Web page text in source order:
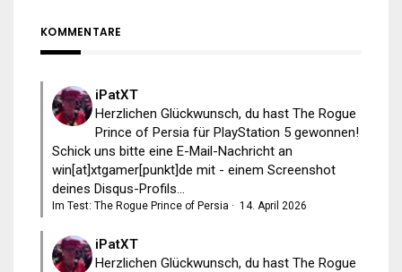
KOMMENTARE
iPatXT
Herzlichen Glückwunsch, du hast The Rogue
Prince of Persia für PlayStation 5 gewonnen!
Schick uns bitte eine E-Mail-Nachricht an
win[at]xtgamer[punkt]de mit - einem Screenshot
deines Disqus-Profils...
Im Test: The Rogue Prince of Persia · 14. April 2026
iPatXT
Herzlichen Glückwunsch, du hast The Rogue